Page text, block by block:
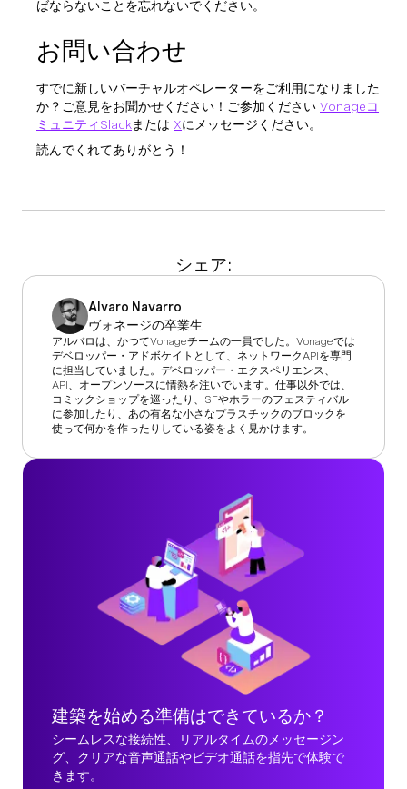
ばならないことを忘れないでください。
お問い合わせ
すでに新しいバーチャルオペレーターをご利用になりました
か？ご意見をお聞かせください！ご参加ください Vonageコ
ミュニティSlackまたは Xにメッセージください。
読んでくれてありがとう！
シェア:
Alvaro Navarro
ヴォネージの卒業生
アルバロは、かつてVonageチームの一員でした。Vonageでは
デベロッパー・アドボケイトとして、ネットワークAPIを専門
に担当していました。デベロッパー・エクスペリエンス、
API、オープンソースに情熱を注いでいます。仕事以外では、
コミックショップを巡ったり、SFやホラーのフェスティバル
に参加したり、あの有名な小さなプラスチックのブロックを
使って何かを作ったりしている姿をよく見かけます。
建築を始める準備はできているか？
シームレスな接続性、リアルタイムのメッセージン
グ、クリアな音声通話やビデオ通話を指先で体験で
きます。